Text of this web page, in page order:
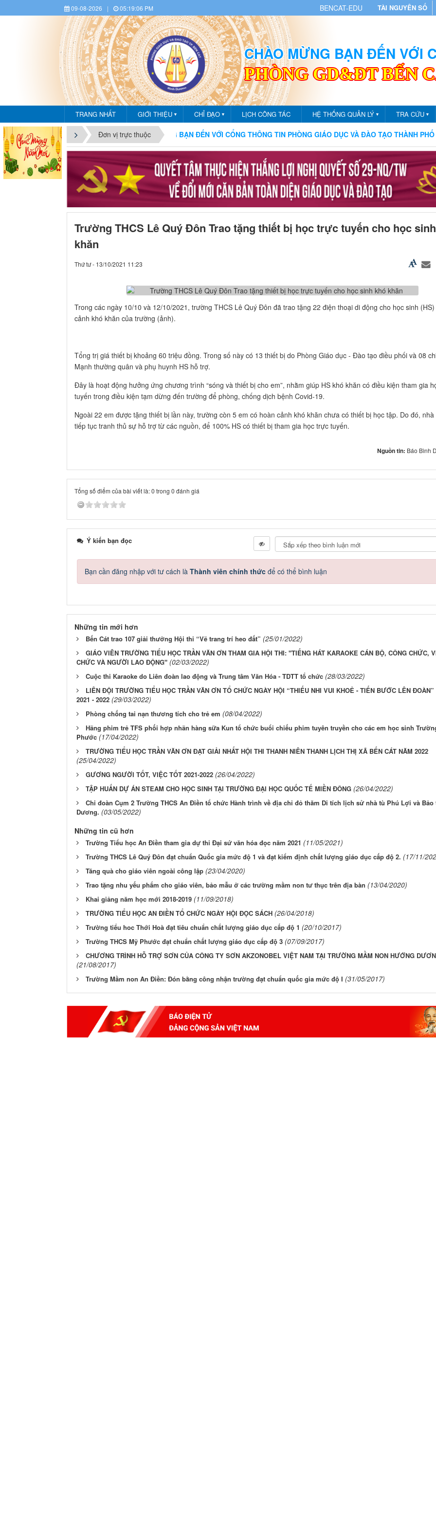
09-08-2026 | 05:19:07 PM BENCAT-EDU TÀI NGUYÊN SỐ
CHÀO MỪNG BẠN ĐẾN VỚI
PHÒNG GD&ĐT BẾN
TRANG NHẤT GIỚI THIỆU ▼ CHỈ ĐẠO ▼ LỊCH CÔNG TÁC HỆ THỐNG QUẢN LÝ ▼ TRA CỨU ▼
Đơn vị trực thuộc
CHÀO MỪNG BẠN ĐẾN VỚI CỔNG THÔNG TIN PHÒNG GIÁO DỤC VÀ ĐÀO TẠO THÀNH PHỐ BẾN
Trường THCS Lê Quý Đôn Trao tặng thiết bị học trực tuyến cho học
khăn
Thứ tư - 13/10/2021 11:23
Trong các ngày 10/10 và 12/10/2021, trường THCS Lê Quý Đôn đã trao tặng 22 điện thoại di động cho học sinh
cảnh khó khăn của trường (ảnh).
Tổng trị giá thiết bị khoảng 60 triệu đồng. Trong số này có 13 thiết bị do Phòng Giáo dục - Đào tạo điều phối và 08
Mạnh thường quân và phụ huynh HS hỗ trợ.
Đây là hoạt động hưởng ứng chương trình “sóng và thiết bị cho em”, nhằm giúp HS khó khăn có điều kiện tham gia
tuyến trong điều kiện tạm dừng đến trường để phòng, chống dịch bệnh Covid-19.
Ngoài 22 em được tặng thiết bị lần này, trường còn 5 em có hoàn cảnh khó khăn chưa có thiết bị học tập. Do đó,
tiếp tục tranh thủ sự hỗ trợ từ các nguồn, để 100% HS có thiết bị tham gia học trực tuyến.
Nguồn tin: Báo Bình
Tổng số điểm của bài viết là: 0 trong 0 đánh giá
Ý kiến bạn đọc
Bạn cần đăng nhập với tư cách là Thành viên chính thức để có thể bình luận
Những tin mới hơn
Bến Cát trao 107 giải thưởng Hội thi “Vẽ trang trí heo đất” (25/01/2022)
GIÁO VIÊN TRƯỜNG TIỂU HỌC TRẦN VĂN ƠN THAM GIA HỘI THI: "TIẾNG HÁT KARAOKE CÁN BỘ, CÔNG CHỨC,
CHỨC VÀ NGƯỜI LAO ĐỘNG" (02/03/2022)
Cuộc thi Karaoke do Liên đoàn lao động và Trung tâm Văn Hóa - TDTT tổ chức (28/03/2022)
LIÊN ĐỘI TRƯỜNG TIỂU HỌC TRẦN VĂN ƠN TỔ CHỨC NGÀY HỘI “THIẾU NHI VUI KHOẺ - TIẾN BƯỚC LÊN ĐOÀN”
2021 - 2022 (29/03/2022)
Phòng chống tai nạn thương tích cho trẻ em (08/04/2022)
Hãng phim trẻ TFS phối hợp nhãn hàng sữa Kun tổ chức buổi chiếu phim tuyên truyền cho các em học sinh
Phước (17/04/2022)
TRƯỜNG TIỂU HỌC TRẦN VĂN ƠN ĐẠT GIẢI NHẤT HỘI THI THANH NIÊN THANH LỊCH THỊ XÃ BẾN CÁT NĂM 2022
(25/04/2022)
GƯƠNG NGƯỜI TỐT, VIỆC TỐT 2021-2022 (26/04/2022)
TẬP HUẤN DỰ ÁN STEAM CHO HỌC SINH TẠI TRƯỜNG ĐẠI HỌC QUỐC TẾ MIỀN ĐÔNG (26/04/2022)
Chi đoàn Cụm 2 Trường THCS An Điền tổ chức Hành trình về địa chỉ đỏ thăm Di tích lịch sử nhà tù Phú Lợi và Bảo
Dương. (03/05/2022)
Những tin cũ hơn
Trường Tiểu học An Điền tham gia dự thi Đại sứ văn hóa đọc năm 2021 (11/05/2021)
Trường THCS Lê Quý Đôn đạt chuẩn Quốc gia mức độ 1 và đạt kiểm định chất lượng giáo dục cấp độ 2. (17/11/
Tăng quà cho giáo viên ngoài công lập (23/04/2020)
Trao tặng nhu yếu phẩm cho giáo viên, bảo mẫu ở các trường mầm non tư thục trên địa bàn (13/04/2020)
Khai giảng năm học mới 2018-2019 (11/09/2018)
TRƯỜNG TIỂU HỌC AN ĐIỀN TỔ CHỨC NGÀY HỘI ĐỌC SÁCH (26/04/2018)
Trường tiểu hoc Thới Hoà đạt tiêu chuẩn chất lượng giáo dục cấp độ 1 (20/10/2017)
Trường THCS Mỹ Phước đạt chuẩn chất lượng giáo dục cấp độ 3 (07/09/2017)
CHƯƠNG TRÌNH HỖ TRỢ SƠN CỦA CÔNG TY SƠN AKZONOBEL VIỆT NAM TẠI TRƯỜNG MẦM NON HƯỚNG
(21/08/2017)
Trường Mầm non An Điền: Đón bằng công nhận trường đạt chuẩn quốc gia mức độ I (31/05/2017)